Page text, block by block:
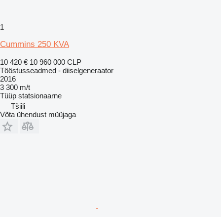
1
Cummins 250 KVA
10 420 € 10 960 000 CLP
Tööstusseadmed - diiselgeneraator
2016
3 300 m/t
Tüüp statsionaarne
Tšiili
Võta ühendust müüjaga